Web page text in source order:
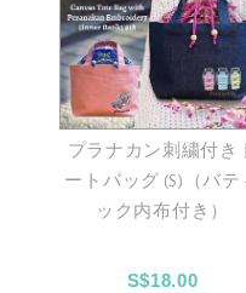
プラナカン刺繍付き
ートバッグ (S)（バテ
ック内布付き）
S$18.00